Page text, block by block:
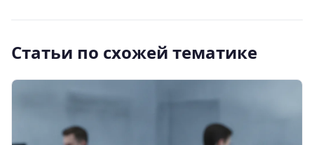
Статьи по схожей тематике